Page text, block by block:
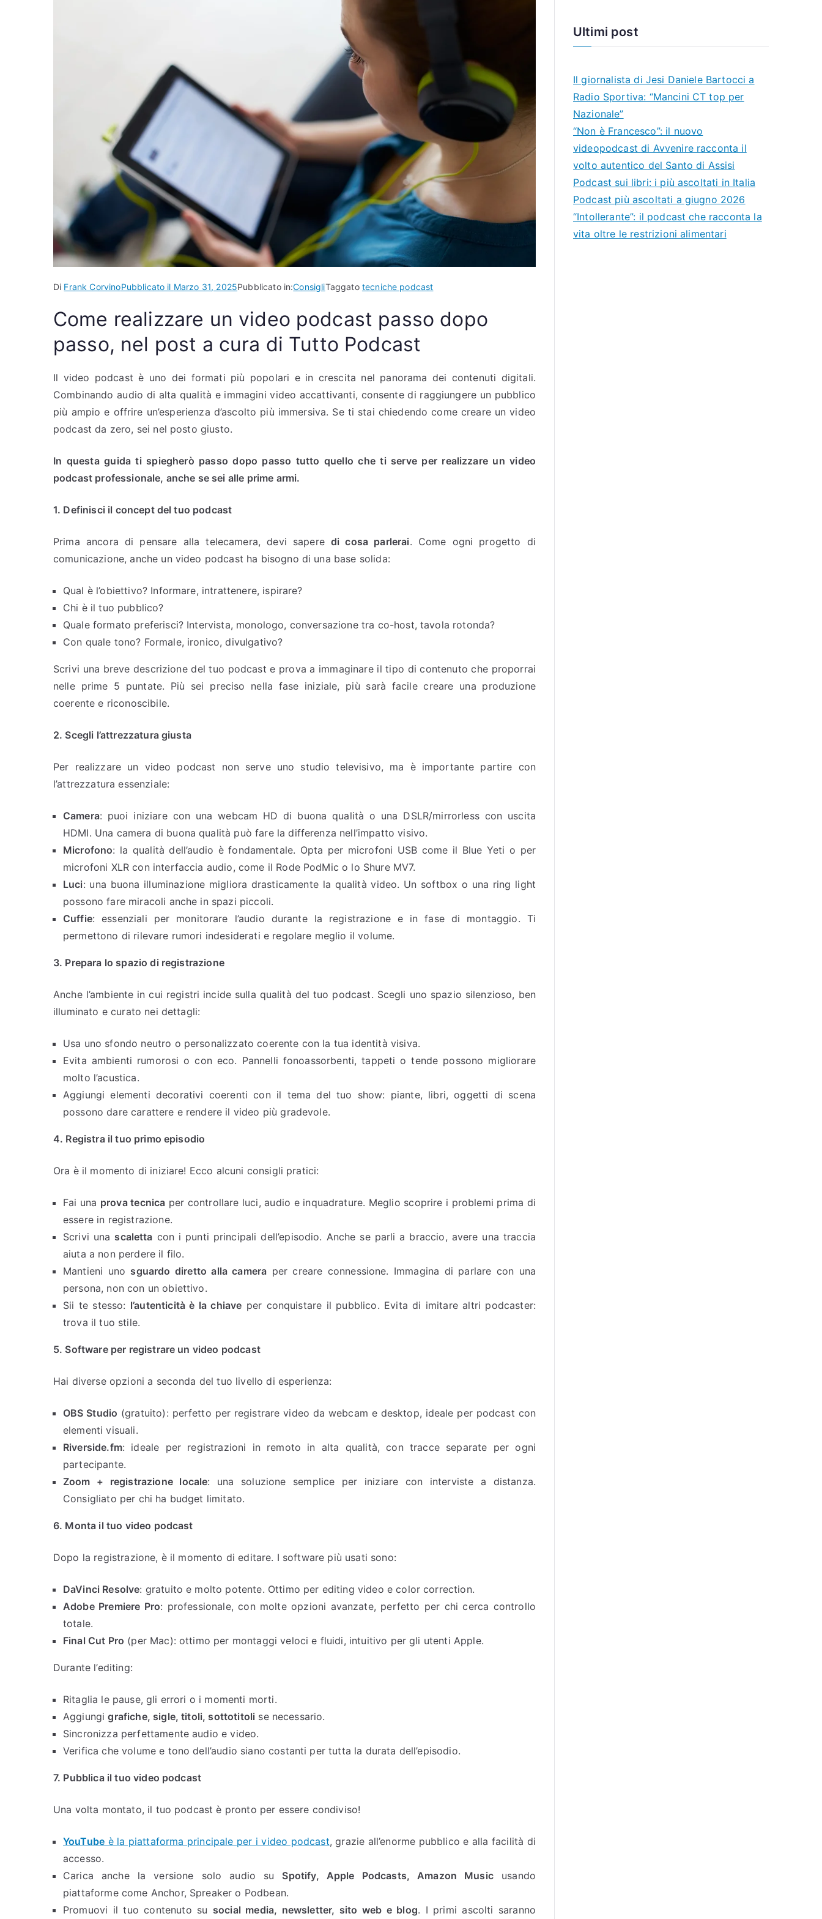
Di Frank CorvinoPubblicato il Marzo 31, 2025Pubblicato in:ConsigliTaggato tecniche podcast
Come realizzare un video podcast passo dopo
passo, nel post a cura di Tutto Podcast
Il video podcast è uno dei formati più popolari e in crescita nel panorama dei contenuti digitali.
Combinando audio di alta qualità e immagini video accattivanti, consente di raggiungere un pubblico
più ampio e offrire un’esperienza d’ascolto più immersiva. Se ti stai chiedendo come creare un video
podcast da zero, sei nel posto giusto.
In questa guida ti spiegherò passo dopo passo tutto quello che ti serve per realizzare un video
podcast professionale, anche se sei alle prime armi.
1. Definisci il concept del tuo podcast
Prima ancora di pensare alla telecamera, devi saperedi cosa parlerai. Come ogni progetto di
comunicazione, anche un video podcast ha bisogno di una base solida:
Qual è l’obiettivo? Informare, intrattenere, ispirare?
Chi è il tuo pubblico?
Quale formato preferisci? Intervista, monologo, conversazione tra co-host, tavola rotonda?
Con quale tono? Formale, ironico, divulgativo?
Scrivi una breve descrizione del tuo podcast e prova a immaginare il tipo di contenuto che proporrai
nelle prime 5 puntate. Più sei preciso nella fase iniziale, più sarà facile creare una produzione
coerente e riconoscibile.
2. Scegli l’attrezzatura giusta
Per realizzare un video podcast non serve uno studio televisivo, ma è importante partire con
l’attrezzatura essenziale:
Camera: puoi iniziare con una webcam HD di buona qualità o una DSLR/mirrorless con uscita
HDMI. Una camera di buona qualità può fare la differenza nell’impatto visivo.
Microfono: la qualità dell’audio è fondamentale. Opta per microfoni USB come il Blue Yeti o per
microfoni XLR con interfaccia audio, come il Rode PodMic o lo Shure MV7.
Luci: una buona illuminazione migliora drasticamente la qualità video. Un softbox o una ring light
possono fare miracoli anche in spazi piccoli.
Cuffie: essenziali per monitorare l’audio durante la registrazione e in fase di montaggio. Ti
permettono di rilevare rumori indesiderati e regolare meglio il volume.
3. Prepara lo spazio di registrazione
Anche l’ambiente in cui registri incide sulla qualità del tuo podcast. Scegli uno spazio silenzioso, ben
illuminato e curato nei dettagli:
Usa uno sfondo neutro o personalizzato coerente con la tua identità visiva.
Evita ambienti rumorosi o con eco. Pannelli fonoassorbenti, tappeti o tende possono migliorare
molto l’acustica.
Aggiungi elementi decorativi coerenti con il tema del tuo show: piante, libri, oggetti di scena
possono dare carattere e rendere il video più gradevole.
4. Registra il tuo primo episodio
Ora è il momento di iniziare! Ecco alcuni consigli pratici:
Fai una prova tecnica per controllare luci, audio e inquadrature. Meglio scoprire i problemi prima di
essere in registrazione.
Scrivi una scaletta con i punti principali dell’episodio. Anche se parli a braccio, avere una traccia
aiuta a non perdere il filo.
Mantieni uno sguardo diretto alla camera per creare connessione. Immagina di parlare con una
persona, non con un obiettivo.
Sii te stesso: l’autenticità è la chiave per conquistare il pubblico. Evita di imitare altri podcaster:
trova il tuo stile.
5. Software per registrare un video podcast
Hai diverse opzioni a seconda del tuo livello di esperienza:
OBS Studio (gratuito): perfetto per registrare video da webcam e desktop, ideale per podcast con
elementi visuali.
Riverside.fm: ideale per registrazioni in remoto in alta qualità, con tracce separate per ogni
partecipante.
Zoom + registrazione locale: una soluzione semplice per iniziare con interviste a distanza.
Consigliato per chi ha budget limitato.
6. Monta il tuo video podcast
Dopo la registrazione, è il momento di editare. I software più usati sono:
DaVinci Resolve: gratuito e molto potente. Ottimo per editing video e color correction.
Adobe Premiere Pro: professionale, con molte opzioni avanzate, perfetto per chi cerca controllo
totale.
Final Cut Pro (per Mac): ottimo per montaggi veloci e fluidi, intuitivo per gli utenti Apple.
Durante l’editing:
Ritaglia le pause, gli errori o i momenti morti.
Aggiungigrafiche, sigle, titoli, sottotitoli se necessario.
Sincronizza perfettamente audio e video.
Verifica che volume e tono dell’audio siano costanti per tutta la durata dell’episodio.
7. Pubblica il tuo video podcast
Una volta montato, il tuo podcast è pronto per essere condiviso!
YouTube è la piattaforma principale per i video podcast, grazie all’enorme pubblico e alla facilità di
accesso.
Carica anche la versione solo audio su Spotify, Apple Podcasts, Amazon Musicusando
piattaforme come Anchor, Spreaker o Podbean.
Promuovi il tuo contenuto su social media, newsletter, sito web e blog. I primi ascolti saranno
Ultimi post
Il giornalista di Jesi Daniele Bartocci a
Radio Sportiva: “Mancini CT top per
Nazionale”
“Non è Francesco”: il nuovo
videopodcast di Avvenire racconta il
volto autentico del Santo di Assisi
Podcast sui libri: i più ascoltati in Italia
Podcast più ascoltati a giugno 2026
“Intollerante”: il podcast che racconta la
vita oltre le restrizioni alimentari